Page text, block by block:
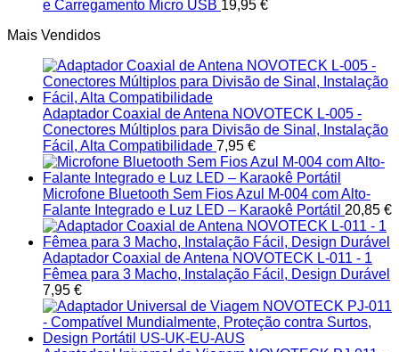
e Carregamento Micro USB 19,95 €
Mais Vendidos
Adaptador Coaxial de Antena NOVOTECK L-005 -
Conectores Múltiplos para Divisão de Sinal, Instalação
Fácil, Alta Compatibilidade 7,95 €
Microfone Bluetooth Sem Fios Azul M-004 com Alto-
Falante Integrado e Luz LED – Karaokê Portátil 20,85 €
Adaptador Coaxial de Antena NOVOTECK L-011 - 1
Fêmea para 3 Macho, Instalação Fácil, Design Durável
7,95 €